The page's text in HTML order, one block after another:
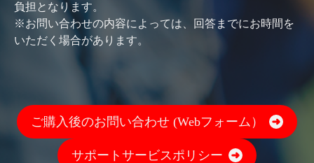
負担となります。
※お問い合わせの内容によっては、回答までにお時間を
いただく場合があります。
ご購入後のお問い合わせ (Webフォーム）
サポートサービスポリシー